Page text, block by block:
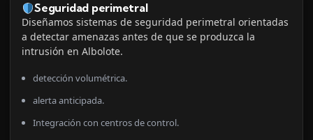
Seguridad perimetral
Diseñamos sistemas de seguridad perimetral orientadas
a detectar amenazas antes de que se produzca la
intrusión en Albolote.
detección volumétrica.
alerta anticipada.
Integración con centros de control.